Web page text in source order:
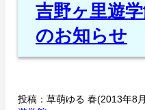
吉野ヶ里遊
のお知らせ
投稿：草萌ゆる 春(2013年8